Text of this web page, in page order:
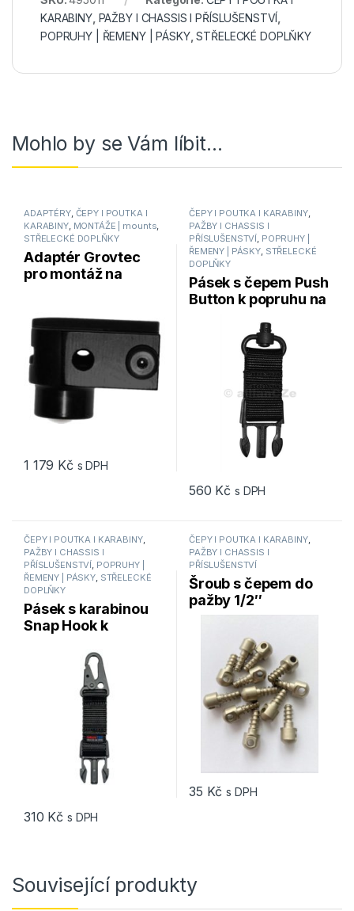
KARABINY, PAŽBY I CHASSIS I PŘÍSLUŠENSTVÍ
POPRUHY | ŘEMENY | PÁSKY,STŘELECKÉ DOPLŇKY
Mohlo by se Vám líbit…
ADAPTÉRY, ČEPY I POUTKA I
KARABINY, MONTÁŽE | mounts,
STŘELECKÉ DOPLŇKY
Adaptér Grovtec
pro montáž na
GTSW276
1 179 Kč s DPH
ČEPY I POUTKA I KARABINY,
PAŽBY I CHASSIS I
PŘÍSLUŠENSTVÍ, POPRUHY |
ŘEMENY | PÁSKY, STŘELECKÉ
DOPLŇKY
Pásek s čepem Push
Button k popruhu na
GTSL-57
560 Kč s DPH
ČEPY I POUTKA I KARABINY,
PAŽBY I CHASSIS I
PŘÍSLUŠENSTVÍ, POPRUHY |
ŘEMENY | PÁSKY, STŘELECKÉ
DOPLŇKY
Pásek s karabinou
Snap Hook k
GROVTEC GTSL56
310 Kč s DPH
ČEPY I POUTKA I KARABINY,
PAŽBY I CHASSIS I
PŘÍSLUŠENSTVÍ
Šroub s čepem do
pažby 1/2″
GROVTEC GTHM-
35 Kč s DPH
Související produkty